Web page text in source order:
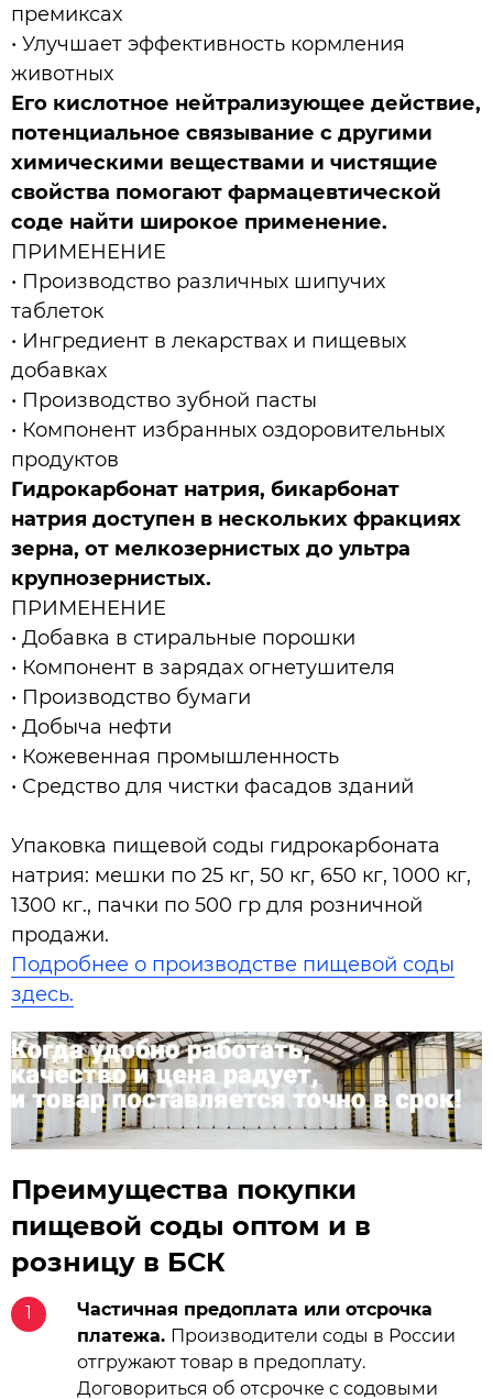
премиксах
• Улучшает эффективность кормления
животных
Его кислотное нейтрализующее действие,
потенциальное связывание с другими
химическими веществами и чистящие
свойства помогают фармацевтической
соде найти широкое применение.
ПРИМЕНЕНИЕ
• Производство различных шипучих
таблеток
• Ингредиент в лекарствах и пищевых
добавках
• Производство зубной пасты
• Компонент избранных оздоровительных
продуктов
Гидрокарбонат натрия, бикарбонат
натрия доступен в нескольких фракциях
зерна, от мелкозернистых до ультра
крупнозернистых.
ПРИМЕНЕНИЕ
• Добавка в стиральные порошки
• Компонент в зарядах огнетушителя
• Производство бумаги
• Добыча нефти
• Кожевенная промышленность
• Средство для чистки фасадов зданий
Упаковка пищевой соды гидрокарбоната
натрия: мешки по 25 кг, 50 кг, 650 кг, 1000 кг,
1300 кг., пачки по 500 гр для розничной
продажи.
Подробнее о производстве пищевой соды
здесь.
Преимущества покупки
пищевой соды оптом и в
розницу в БСК
1
Частичная предоплата или отсрочка
платежа. Производители соды в России
отгружают товар в предоплату.
Договориться об отсрочке с содовыми